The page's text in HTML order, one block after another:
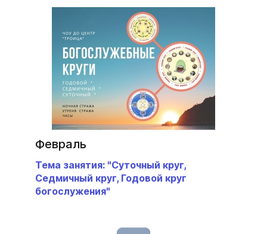
Февраль
Тема занятия: "Суточный круг,
Седмичный круг, Годовой круг
богослужения"